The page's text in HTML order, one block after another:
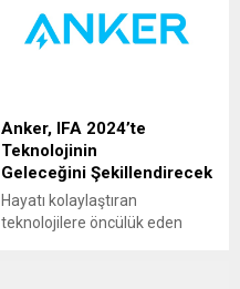
Anker, IFA 2024’te
Teknolojinin
Geleceğini Şekillendirecek
Hayatı kolaylaştıran
teknolojilere öncülük eden